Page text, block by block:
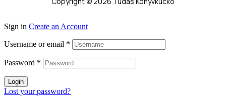
Sign in Create an Account
Username or email *
Password *
Login
Lost your password?